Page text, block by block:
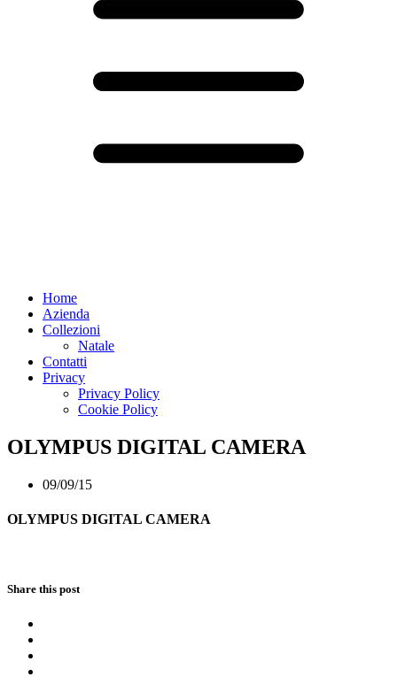
Home
Azienda
Collezioni
Natale
Contatti
Privacy
Privacy Policy
Cookie Policy
OLYMPUS DIGITAL CAMERA
09/09/15
OLYMPUS DIGITAL CAMERA
Share this post